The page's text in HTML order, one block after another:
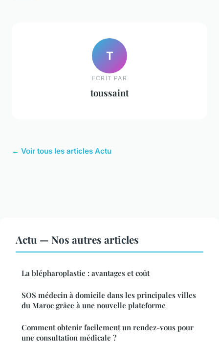
T
ECRIT PAR
toussaint
← Voir tous les articles Actu
Actu — Nos autres articles
La blépharoplastie : avantages et coût
SOS médecin à domicile dans les principales villes
du Maroc grâce à une nouvelle plateforme
Comment obtenir facilement un rendez-vous pour
une consultation médicale ?